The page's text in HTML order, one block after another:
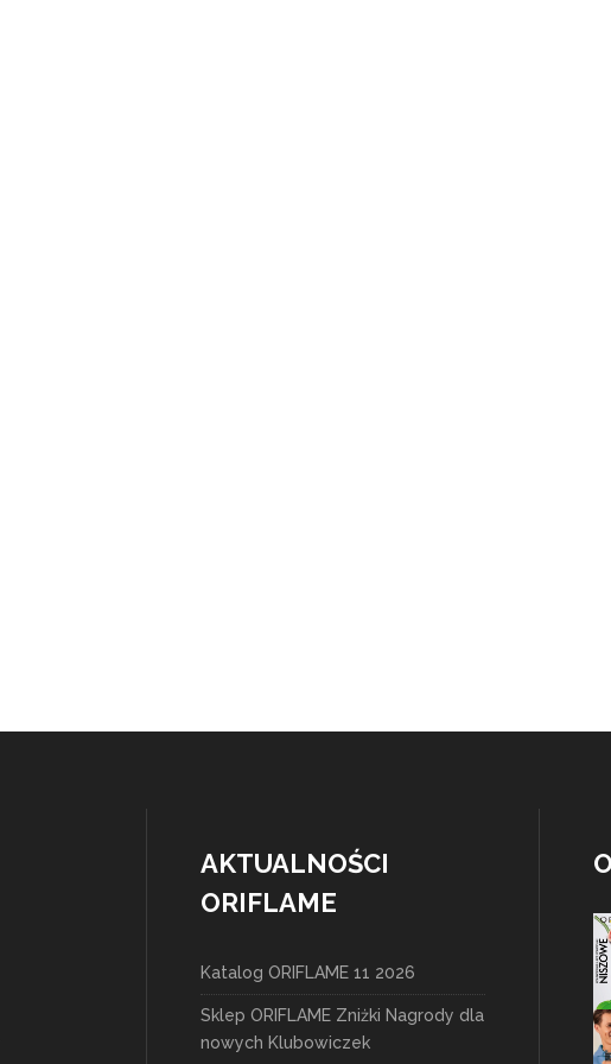
AKTUALNOŚCI
ORIFLAME
Katalog ORIFLAME 11 2026
Sklep ORIFLAME Zniżki Nagrody dla
nowych Klubowiczek